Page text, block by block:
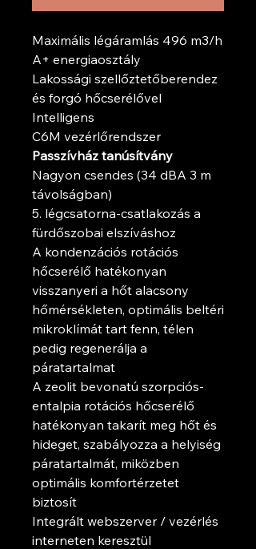
Maximális légáramlás 496 m3/h
A+ energiaosztály
Lakossági szellőztetőberendez
és forgó hőcserélővel
Intelligens
C6M vezérlőrendszer
Passzívház tanúsítvány
Nagyon csendes (34 dBA 3 m
távolságban)
5. légcsatorna-csatlakozás a
fürdőszobai elszíváshoz
A kondenzációs rotációs
hőcserélő hatékonyan
visszanyeri a hőt alacsony
hőmérsékleten, optimális beltéri
mikroklímát tart fenn, télen
pedig regenerálja a
páratartalmat
A zeolit ​​bevonatú szorpciós-
entalpia rotációs hőcserélő
hatékonyan takarít meg hőt és
hideget, szabályozza a helyiség
páratartalmát, miközben
optimális komfortérzetet
biztosít
Integrált webszerver / vezérlés
interneten keresztül